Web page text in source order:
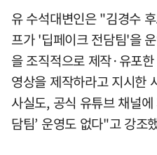
유 수석대변인은 "김경수
프가 '딥페이크 전담팀'을
을 조직적으로 제작·유포
영상을 제작하라고 지시한
사실도, 공식 유튜브 채널
담팀’ 운영도 없다"고 강조